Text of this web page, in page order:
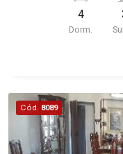
173m² de área
com armários e
vagas cobertas Martinelli Imobiliária - excelência
absoluta no
Preto.
somos
4
Dorm.
Cód. 8089